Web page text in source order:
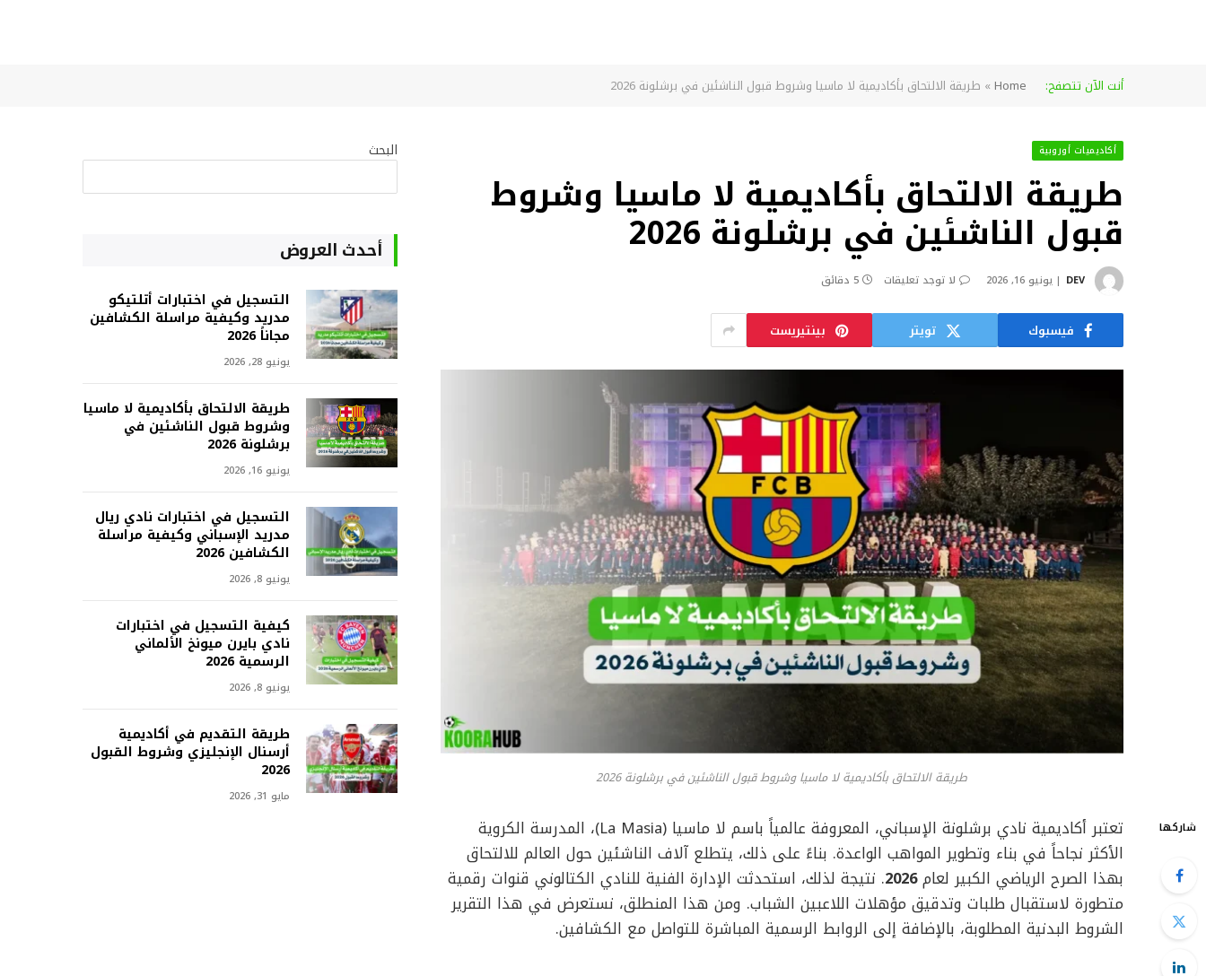
أنت الآن تتصفح: Home
» طريقة الالتحاق بأكاديمية لا ماسيا وشروط قبول الناشئين في برشلونة 2026
أكاديميات أوروبية
طريقة الالتحاق بأكاديمية لا ماسيا وشروط
قبول الناشئين في برشلونة 2026
DEV يونيو 16, 2026 لا توجد تعليقات 5 دقائق
فيسبوك تويتر بينتيريست
طريقة الالتحاق بأكاديمية لا ماسيا وشروط قبول الناشئين في برشلونة 2026
شاركها
تعتبر أكاديمية نادي برشلونة الإسباني، المعروفة عالمياً باسم لا ماسيا (La Masia)، المدرسة الكروية
الأكثر نجاحاً في بناء وتطوير المواهب الواعدة. بناءً على ذلك، يتطلع آلاف الناشئين حول العالم للالتحاق
بهذا الصرح الرياضي الكبير لعام2026. نتيجة لذلك، استحدثت الإدارة الفنية للنادي الكتالوني قنوات رقمية
متطورة لاستقبال طلبات وتدقيق مؤهلات اللاعبين الشباب. ومن هذا المنطلق، نستعرض في هذا التقرير
الشروط البدنية المطلوبة، بالإضافة إلى الروابط الرسمية المباشرة للتواصل مع الكشافين.
البحث
أحدث العروض
التسجيل في اختبارات أتلتيكو
مدريد وكيفية مراسلة الكشافين
مجاناً 2026
يونيو 28, 2026
طريقة الالتحاق بأكاديمية لا ماسيا
وشروط قبول الناشئين في
برشلونة 2026
يونيو 16, 2026
التسجيل في اختبارات نادي ريال
مدريد الإسباني وكيفية مراسلة
الكشافين 2026
يونيو 8, 2026
كيفية التسجيل في اختبارات
نادي بايرن ميونخ الألماني
الرسمية 2026
يونيو 8, 2026
طريقة التقديم في أكاديمية
أرسنال الإنجليزي وشروط القبول
2026
مايو 31, 2026